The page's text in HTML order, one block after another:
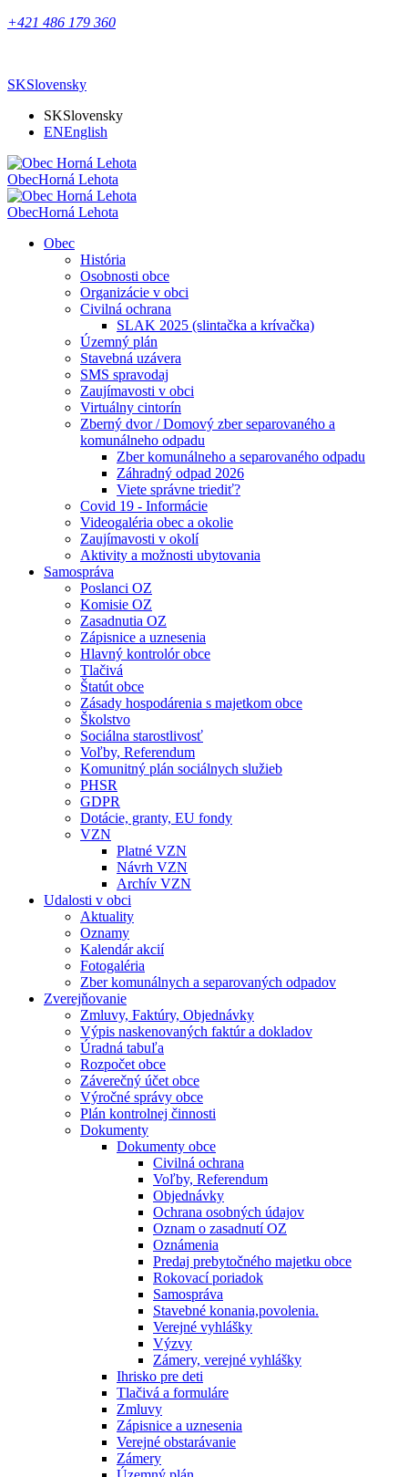
+421 486 179 360
SKSlovensky
SKSlovensky
ENEnglish
ObecHorná Lehota
ObecHorná Lehota
Obec
História
Osobnosti obce
Organizácie v obci
Civilná ochrana
SLAK 2025 (slintačka a krívačka)
Územný plán
Stavebná uzávera
SMS spravodaj
Zaujímavosti v obci
Virtuálny cintorín
Zberný dvor / Domový zber separovaného a
komunálneho odpadu
Zber komunálneho a separovaného odpadu
Záhradný odpad 2026
Viete správne triediť?
Covid 19 - Informácie
Videogaléria obec a okolie
Zaujímavosti v okolí
Aktivity a možnosti ubytovania
Samospráva
Poslanci OZ
Komisie OZ
Zasadnutia OZ
Zápisnice a uznesenia
Hlavný kontrolór obce
Tlačivá
Štatút obce
Zásady hospodárenia s majetkom obce
Školstvo
Sociálna starostlivosť
Voľby, Referendum
Komunitný plán sociálnych služieb
PHSR
GDPR
Dotácie, granty, EU fondy
VZN
Platné VZN
Návrh VZN
Archív VZN
Udalosti v obci
Aktuality
Oznamy
Kalendár akcií
Fotogaléria
Zber komunálnych a separovaných odpadov
Zverejňovanie
Zmluvy, Faktúry, Objednávky
Výpis naskenovaných faktúr a dokladov
Úradná tabuľa
Rozpočet obce
Záverečný účet obce
Výročné správy obce
Plán kontrolnej činnosti
Dokumenty
Dokumenty obce
Civilná ochrana
Voľby, Referendum
Objednávky
Ochrana osobných údajov
Oznam o zasadnutí OZ
Oznámenia
Predaj prebytočného majetku obce
Rokovací poriadok
Samospráva
Stavebné konania,povolenia.
Verejné vyhlášky
Výzvy
Zámery, verejné vyhlášky
Ihrisko pre deti
Tlačivá a formuláre
Zmluvy
Zápisnice a uznesenia
Verejné obstarávanie
Zámery